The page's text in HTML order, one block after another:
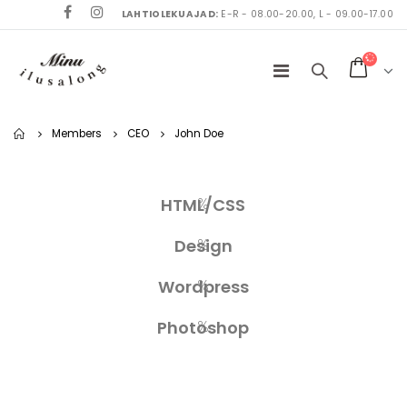
LAHTIOLEKUAJAD: E-R - 08.00-20.00, L - 09.00-17.00
Home
Members CEO John Doe
HTML/CSS
%
Design
%
Wordpress
%
Photoshop
%